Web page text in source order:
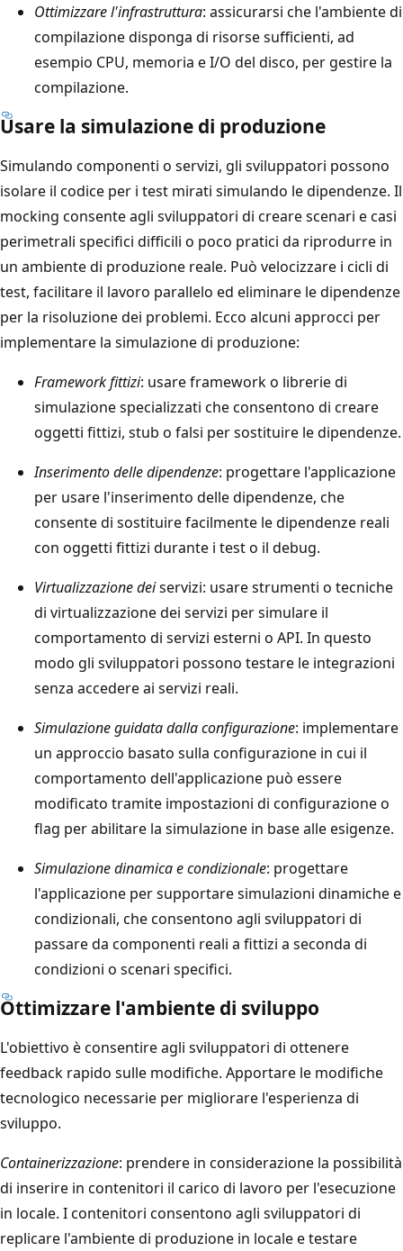
Ottimizzare l'infrastruttura: assicurarsi che l'ambiente di
compilazione disponga di risorse sufficienti, ad
esempio CPU, memoria e I/O del disco, per gestire la
compilazione.
Usare la simulazione di produzione
Simulando componenti o servizi, gli sviluppatori possono
isolare il codice per i test mirati simulando le dipendenze. Il
mocking consente agli sviluppatori di creare scenari e casi
perimetrali specifici difficili o poco pratici da riprodurre in
un ambiente di produzione reale. Può velocizzare i cicli di
test, facilitare il lavoro parallelo ed eliminare le dipendenze
per la risoluzione dei problemi. Ecco alcuni approcci per
implementare la simulazione di produzione:
Framework fittizi: usare framework o librerie di
simulazione specializzati che consentono di creare
oggetti fittizi, stub o falsi per sostituire le dipendenze.
Inserimento delle dipendenze: progettare l'applicazione
per usare l'inserimento delle dipendenze, che
consente di sostituire facilmente le dipendenze reali
con oggetti fittizi durante i test o il debug.
Virtualizzazione deiservizi: usare strumenti o tecniche
di virtualizzazione dei servizi per simulare il
comportamento di servizi esterni o API. In questo
modo gli sviluppatori possono testare le integrazioni
senza accedere ai servizi reali.
Simulazione guidata dalla configurazione: implementare
un approccio basato sulla configurazione in cui il
comportamento dell'applicazione può essere
modificato tramite impostazioni di configurazione o
flag per abilitare la simulazione in base alle esigenze.
Simulazione dinamica e condizionale: progettare
l'applicazione per supportare simulazioni dinamiche e
condizionali, che consentono agli sviluppatori di
passare da componenti reali a fittizi a seconda di
condizioni o scenari specifici.
Ottimizzare l'ambiente di sviluppo
L'obiettivo è consentire agli sviluppatori di ottenere
feedback rapido sulle modifiche. Apportare le modifiche
tecnologico necessarie per migliorare l'esperienza di
sviluppo.
Containerizzazione: prendere in considerazione la possibilità
di inserire in contenitori il carico di lavoro per l'esecuzione
in locale. I contenitori consentono agli sviluppatori di
replicare l'ambiente di produzione in locale e testare